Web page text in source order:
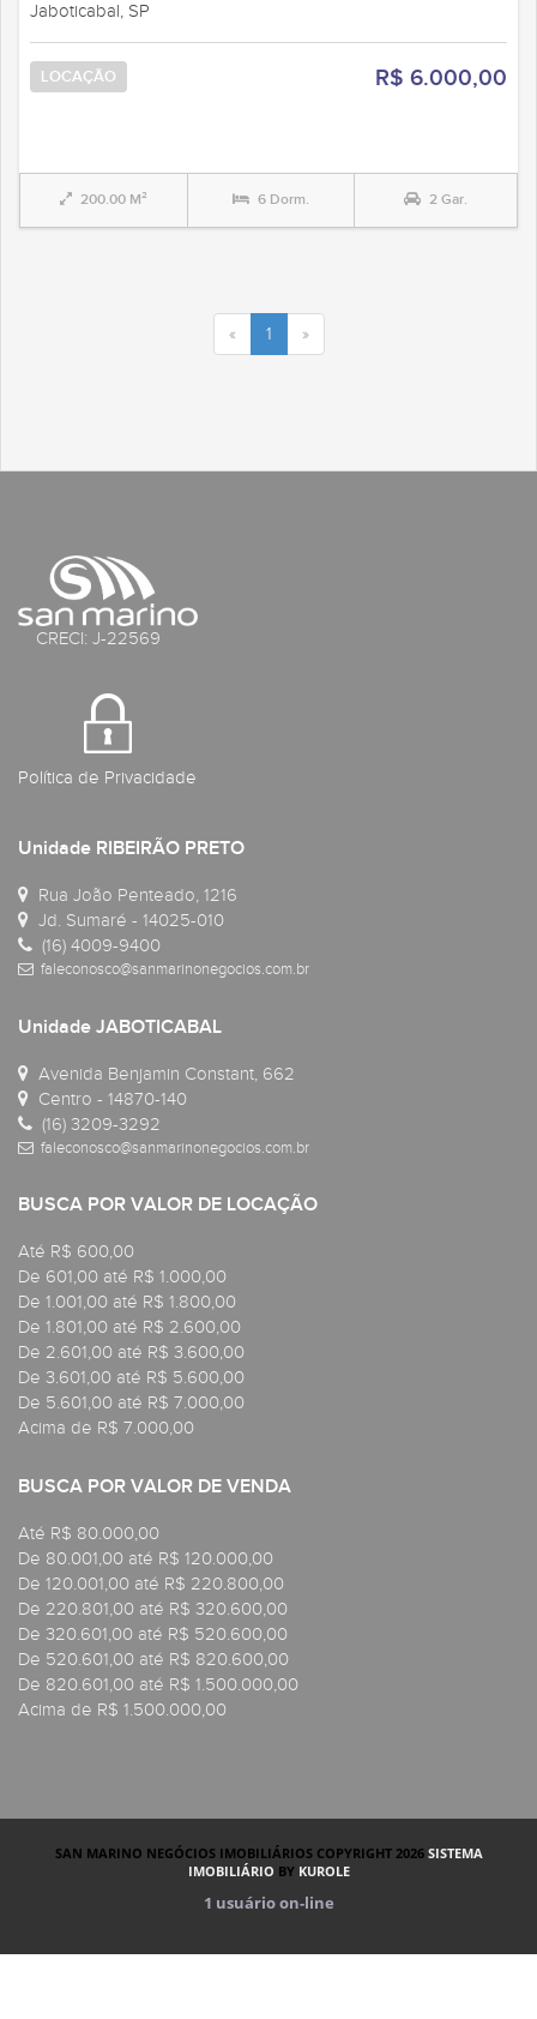
Jaboticabal, SP
LOCAÇÃO R$ 6.000,00
200.00 M² 6 Dorm. 2 Gar.
« 1 »
CRECI: J-22569
Política de Privacidade
Unidade RIBEIRÃO PRETO
Rua João Penteado, 1216
Jd. Sumaré - 14025-010
(16) 4009-9400
faleconosco@sanmarinonegocios.com.br
Unidade JABOTICABAL
Avenida Benjamin Constant, 662
Centro - 14870-140
(16) 3209-3292
faleconosco@sanmarinonegocios.com.br
BUSCA POR VALOR DE LOCAÇÃO
Até R$ 600,00
De 601,00 até R$ 1.000,00
De 1.001,00 até R$ 1.800,00
De 1.801,00 até R$ 2.600,00
De 2.601,00 até R$ 3.600,00
De 3.601,00 até R$ 5.600,00
De 5.601,00 até R$ 7.000,00
Acima de R$ 7.000,00
BUSCA POR VALOR DE VENDA
Até R$ 80.000,00
De 80.001,00 até R$ 120.000,00
De 120.001,00 até R$ 220.800,00
De 220.801,00 até R$ 320.600,00
De 320.601,00 até R$ 520.600,00
De 520.601,00 até R$ 820.600,00
De 820.601,00 até R$ 1.500.000,00
Acima de R$ 1.500.000,00
SAN MARINO NEGÓCIOS IMOBILIÁRIOS COPYRIGHT 2026 SISTEMA
IMOBILIÁRIO BY KUROLE
1 usuário on-line